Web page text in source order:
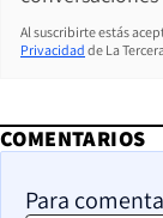
Al suscribirte estás
Privacidad de La
COMENTARIOS
Para